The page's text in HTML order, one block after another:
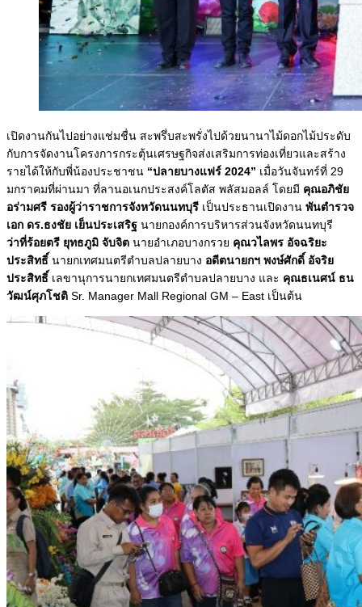
เปิดงานกันไปอย่างแช่มชื่น สะพรึ่บสะพรั่งไปด้วยนานาไม้ดอกไม้ประดับ
กับการจัดงานโครงการกระตุ้นเศรษฐกิจส่งเสริมการท่องเที่ยวและสร้าง
รายได้ให้กับพี่น้องประชาชน “ปลายบางแฟร์ 2024” เมื่อวันจันทร์ที่ 29
มกราคมที่ผ่านมา ที่ลานอเนกประสงค์โลตัส พลัสมอลล์ โดยมี คุณอภิชัย
อร่ามศรี รองผู้ว่าราชการจังหวัดนนทบุรี เป็นประธานเปิดงาน พันตำรวจ
เอก ดร.ธงชัย เย็นประเสริฐ นายกองค์การบริหารส่วนจังหวัดนนทบุรี
ว่าที่ร้อยตรี ยุทธภูมิ จับจิต นายอำเภอบางกรวย คุณวไลพร อัจฉริยะ
ประสิทธิ์ นายกเทศมนตรีตำบลปลายบาง อดีตนายกฯ พงษ์ศักดิ์ อัจริย
ประสิทธิ์ เลขานุการนายกเทศมนตรีตำบลปลายบาง และ คุณธเนศน์ ธน
วัฒน์ศุภโชติ Sr. Manager Mall Regional GM – East เป็นต้น